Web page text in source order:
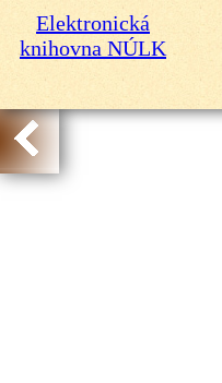
Elektronická
knihovna NÚLK